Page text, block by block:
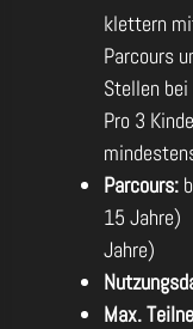
klettern
Parcours
Stellen
Pro 3
Parcours:
15
Jahre)
Max.